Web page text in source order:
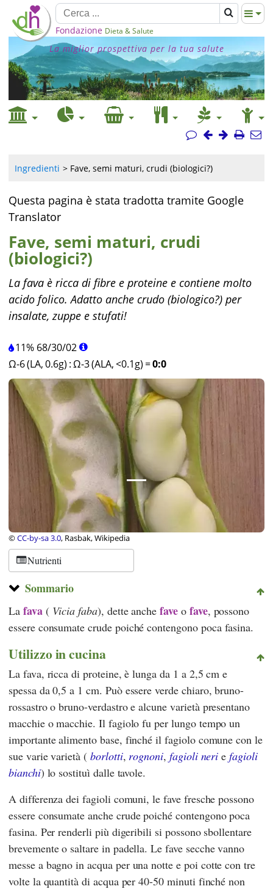
Fondazione Dieta & Salute
La miglior prospettiva per la tua salute
Ingredienti Fave, semi maturi, crudi (biologici?)
Questa pagina è stata tradotta tramite Google
Translator
Fave, semi maturi, crudi
(biologici?)
La fava è ricca di fibre e proteine e contiene molto
acido folico. Adatto anche crudo (biologico?) per
insalate, zuppe e stufati!
11% 68/30/02
Ω-6 (LA, 0.6g) :Ω-3 (ALA, <0.1g) =0:0
©CC-by-sa 3.0, Rasbak, Wikipedia
Nutrienti
Sommario
La fava ( Vicia faba), dette anchefaveo fave, possono
essere consumate crude poiché contengono poca fasina.
Utilizzo in cucina
La fava, ricca di proteine, è lunga da 1 a 2,5 cm e
spessa da 0,5 a 1 cm. Può essere verde chiaro, bruno-
rossastro o bruno-verdastro e alcune varietà presentano
macchie o macchie. Il fagiolo fu per lungo tempo un
importante alimento base, finché il fagiolo comune con le
sue varie varietà ( borlotti, rognoni, fagioli neri efagioli
bianchi) lo sostituì dalle tavole.
A differenza dei fagioli comuni, le fave fresche possono
essere consumate anche crude poiché contengono poca
fasina. Per renderli più digeribili si possono sbollentare
brevemente o saltare in padella. Le fave secche vanno
messe a bagno in acqua per una notte e poi cotte con tre
volte la quantità di acqua per 40-50 minuti finché non